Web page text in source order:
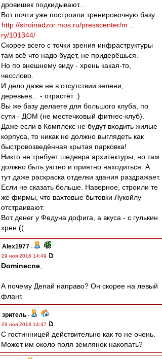
дровишек подкидывают...
Вот почти уже построили тренировочную базу:
http://stroinadzor.mos.ru/presscenter/m ...
ry/101344/
Скорее всего с точки зрения инфраструктуры
там всё что надо будет, не придерёшься.
Но по внешнему виду - хрень какая-то,
чесслово.
И дело даже не в отсутствии зелени,
деревьев... - отрастёт :)
Вы же базу делаете для большого клуба, по
сути - ДОМ (не местечковый фитнес-клуб).
Даже если в Комплекс не будут входить жилые
корпуса, то никак не должно выглядеть как
быстровозведённая крытая парковка!
Никто не требует шедевра архитектуры, но там
должно быть уютно и приятно находиться. А
тут даже раскраска отделки здания раздражает.
Если не сказать больше. Наверное, строили те
же фирмы, что вахтовые бытовки Лукойлу
отстраивают.
Вот денег у Федуна дофига, а вкуса - с гулькин
хрен ((
Alex1977 -
29 ноя 2016 14:49
Dominecne
А почему Депай направо? Он скорее на левый
фланг.
зpитель -
29 ноя 2016 14:47
С гостинницей действительно как то не очень.
Может им около поля землянок накопать?